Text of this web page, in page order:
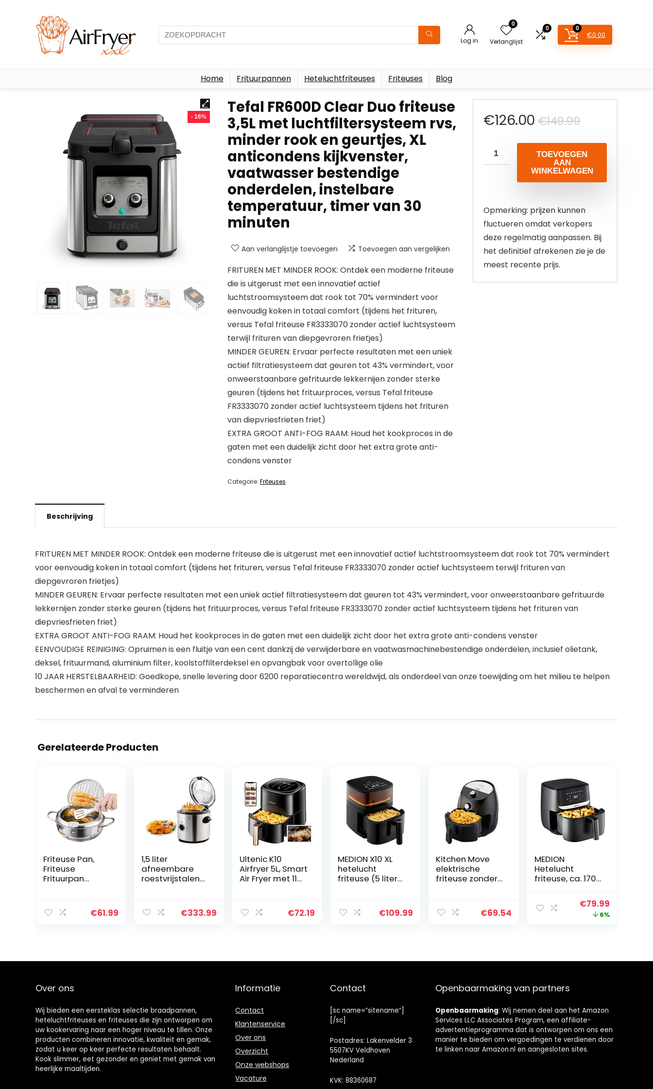
Log in
0
Verlanglijst
0 0
€0.00
Home Frituurpannen Heteluchtfriteuses Friteuses Blog
- 16%
Tefal FR600D Clear Duo friteuse
3,5L met luchtfiltersysteem rvs,
minder rook en geurtjes, XL
anticondens kijkvenster,
vaatwasser bestendige
onderdelen, instelbare
temperatuur, timer van 30
minuten
Aan verlanglijstje toevoegen Toevoegen aan vergelijken
FRITUREN MET MINDER ROOK: Ontdek een moderne friteuse
die is uitgerust met een innovatief actief
luchtstroomsysteem dat rook tot 70% vermindert voor
eenvoudig koken in totaal comfort (tijdens het frituren,
versus Tefal friteuse FR3333070 zonder actief luchtsysteem
terwijl frituren van diepgevroren frietjes)
MINDER GEUREN: Ervaar perfecte resultaten met een uniek
actief filtratiesysteem dat geuren tot 43% vermindert, voor
onweerstaanbare gefrituurde lekkernijen zonder sterke
geuren (tijdens het frituurproces, versus Tefal friteuse
FR3333070 zonder actief luchtsysteem tijdens het frituren
van diepvriesfrieten friet)
EXTRA GROOT ANTI-FOG RAAM: Houd het kookproces in de
gaten met een duidelijk zicht door het extra grote anti-
condens venster
Categorie: Friteuses
€149.99
prijs
was:
€149.99.
€126.00
Huidige
prijs
is:
€126.00.
TOEVOEGEN
AAN
WINKELWAGEN
Opmerking: prijzen kunnen
fluctueren omdat verkopers
deze regelmatig aanpassen. Bij
het definitief afrekenen zie je de
meest recente prijs.
Beschrijving
FRITUREN MET MINDER ROOK: Ontdek een moderne friteuse die is uitgerust met een innovatief actief luchtstroomsysteem dat rook tot 70% vermindert
voor eenvoudig koken in totaal comfort (tijdens het frituren, versus Tefal friteuse FR3333070 zonder actief luchtsysteem terwijl frituren van
diepgevroren frietjes)
MINDER GEUREN: Ervaar perfecte resultaten met een uniek actief filtratiesysteem dat geuren tot 43% vermindert, voor onweerstaanbare gefrituurde
lekkernijen zonder sterke geuren (tijdens het frituurproces, versus Tefal friteuse FR3333070 zonder actief luchtsysteem tijdens het frituren van
diepvriesfrieten friet)
EXTRA GROOT ANTI-FOG RAAM: Houd het kookproces in de gaten met een duidelijk zicht door het extra grote anti-condens venster
EENVOUDIGE REINIGING: Opruimen is een fluitje van een cent dankzij de verwijderbare en vaatwasmachinebestendige onderdelen, inclusief olietank,
deksel, frituurmand, aluminium filter, koolstoffilterdeksel en opvangbak voor overtollige olie
10 JAAR HERSTELBAARHEID: Goedkope, snelle levering door 6200 reparatiecentra wereldwijd, als onderdeel van onze toewijding om het milieu te helpen
beschermen en afval te verminderen
Gerelateerde Producten
Friteuse Pan,
Friteuse
Frituurpan
roestvrijstalen
Tempura-
vis en knapperig
vlees(L
24cm/9.45”)
€61.99
1,5 liter
afneembare
roestvrijstalen
draagbare
elektrische
€333.99
Ultenic K10
Airfryer 5L, Smart
Air Fryer met 11
e met
Aanraakscherm,
1500W, Wifi,
Alexa
€72.19
MEDION X10 XL
hetelucht
friteuse (5 liter
knapperig
voedsel, 1.500
programma’s,
tot 230 °C)
€109.99
Kitchen Move
elektrische
friteuse zonder
e 3,5 l Tornado
1400 W snel met
€69.54
MEDION
Hetelucht
friteuse, ca. 1700
bedieningspane
el, totaal
Oorspronkelijke
prijs
€79.99Huidige
prijs
6%
Over ons
Wij bieden een eersteklas selectie braadpannen,
heteluchtfriteuses en friteuses die zijn ontworpen om
uw kookervaring naar een hoger niveau te tillen. Onze
producten combineren innovatie, kwaliteit en gemak,
zodat u keer op keer perfecte resultaten behaalt.
Kook slimmer, eet gezonder en geniet met gemak van
heerlijke maaltijden.
Informatie
Contact
Klantenservice
Over ons
Overzicht
Onze webshops
Vacature
Contact
[sc name=”sitename”]
[/sc]
Postadres: Lakenvelder 3
5507KV Veldhoven
Nederland
KVK: 88360687
Openbaarmaking van partners
Openbaarmaking: Wij nemen deel aan het Amazon
Services LLC Associates Program, een affiliate-
advertentieprogramma dat is ontworpen om ons een
manier te bieden om vergoedingen te verdienen door
te linken naar Amazon.nl en aangesloten sites.